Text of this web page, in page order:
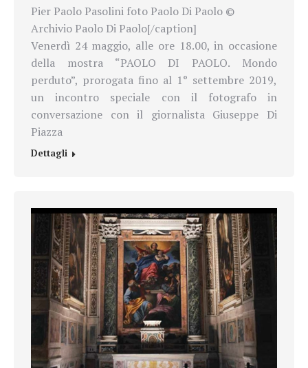
Pier Paolo Pasolini foto Paolo Di Paolo ©
Archivio Paolo Di Paolo[/caption]
Venerdì 24 maggio, alle ore 18.00, in occasione
della mostra “PAOLO DI PAOLO. Mondo
perduto”, prorogata fino al 1° settembre 2019,
un incontro speciale con il fotografo in
conversazione con il giornalista Giuseppe Di
Piazza
Dettagli